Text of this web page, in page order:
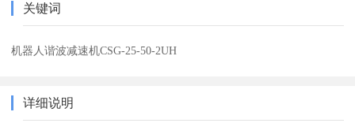
关键词
机器人谐波减速机CSG-25-50-2UH
详细说明